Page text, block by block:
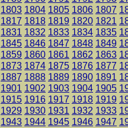
1803 1804 1805 1806 1807
1817 1818 1819 1820 1821
1831 1832 1833 1834 1835
1845 1846 1847 1848 1849
1859 1860 1861 1862 1863
1873 1874 1875 1876 1877
1887 1888 1889 1890 1891
1901 1902 1903 1904 1905
1915 1916 1917 1918 1919
1929 1930 1931 1932 1933
1943 1944 1945 1946 1947